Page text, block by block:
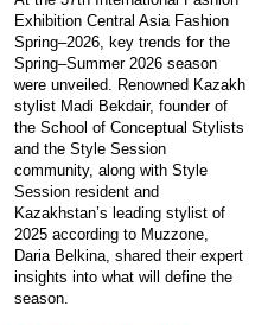
Exhibition Central Asia Fashion
Spring–2026, key trends for the
Spring–Summer 2026 season
were unveiled. Renowned Kazakh
stylist Madi Bekdair, founder of
the School of Conceptual Stylists
and the Style Session
community, along with Style
Session resident and
Kazakhstan’s leading stylist of
2025 according to Muzzone,
Daria Belkina, shared their expert
insights into what will define the
season.